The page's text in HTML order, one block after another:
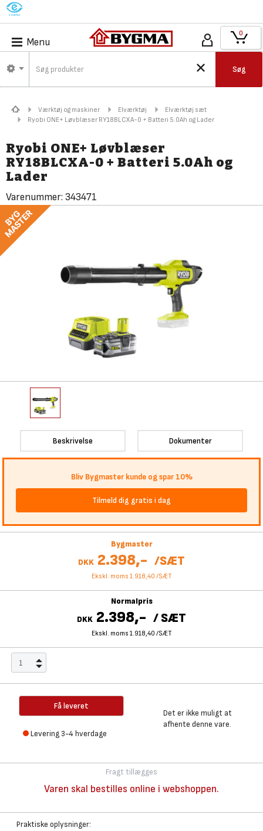
M
Menu
Søg
0
Værktøj og maskiner Elværktøj
Elværktøj sæt
Ryobi ONE+ Løvblæser RY18BLCXA-0 + Batteri 5.0Ah og Lader
Ryobi ONE+ Løvblæser
RY18BLCXA-0 + Batteri 5.0Ah og
Lader
Varenummer: 343471
Beskrivelse Dokumenter
Bliv Bygmaster kunde og spar 10%
Tilmeld dig gratis i dag
Bygmaster
DKK 2.398,- /SÆT
Ekskl. moms 1.918,40 /SÆT
Normalpris
DKK 2.398,- /SÆT
Ekskl. moms 1.918,40 /SÆT
Få leveret
Levering 3-4 hverdage
Det er ikke muligt at
afhente denne vare.
Fragt tillægges
Varen skal bestilles online i webshoppen.
Praktiske oplysninger: